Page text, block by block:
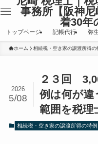
事務所【阪神
着30年
トップページ 記帳代行 弥
ホーム 相続税・空き家の譲渡所得の
２３回
例は何が違
範囲を税理
2026
5/08
相続税・空き家の譲渡所得の特例